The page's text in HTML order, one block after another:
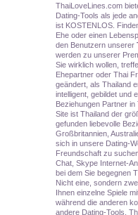
ThaiLoveLines.com
Dating-Tools als jede
ist KOSTENLOS.
Ehe oder einen
den Benutzern unserer
werden zu unserer
Sie wirklich wollen,
Ehepartner oder Thai
geändert, als Thailand
intelligent, gebildet und
Beziehungen Partner
Site ist Thailand der
gefunden liebevolle
Großbritannien,
sich in unsere Dating-
Freundschaft zu
Chat, Skype Internet-
bei dem Sie begegnen
Nicht eine, sondern
Ihnen einzelne Spiele
während die anderen
andere Dating-Tools,